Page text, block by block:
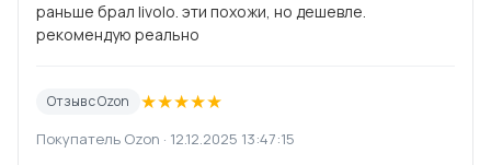
раньше брал livolo. эти похожи, но дешевле.
рекомендую реально
Отзыв с Ozon ★★★★★
Покупатель Ozon · 12.12.2025 13:47:15